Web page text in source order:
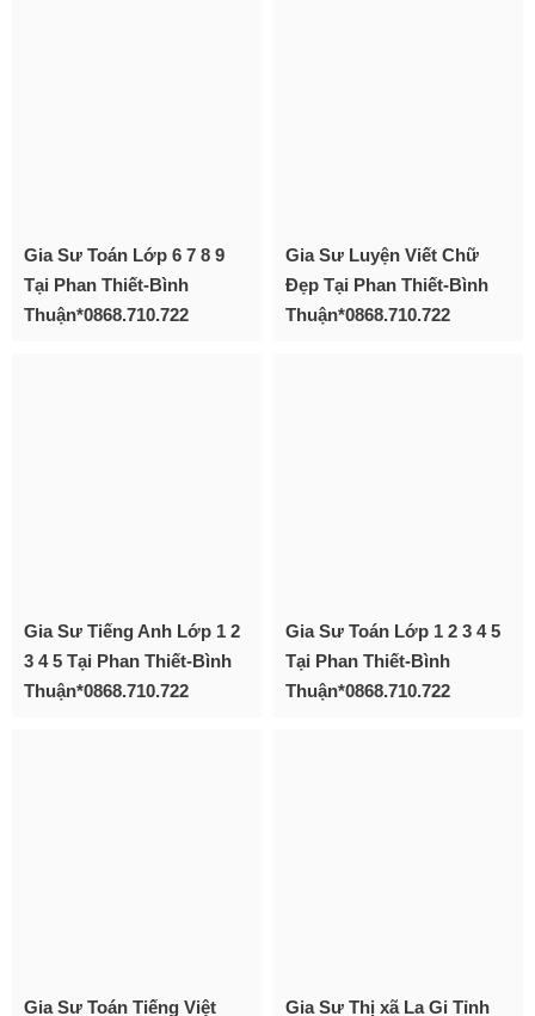
Gia Sư Toán Lớp 6 7 8 9
Tại Phan Thiết-Bình
Thuận*0868.710.722
Gia Sư Luyện Viết Chữ
Đẹp Tại Phan Thiết-Bình
Thuận*0868.710.722
Gia Sư Tiếng Anh Lớp 1 2
3 4 5 Tại Phan Thiết-Bình
Thuận*0868.710.722
Gia Sư Toán Lớp 1 2 3 4 5
Tại Phan Thiết-Bình
Thuận*0868.710.722
Gia Sư Toán Tiếng Việt Gia Sư Thị xã La Gi Tỉnh